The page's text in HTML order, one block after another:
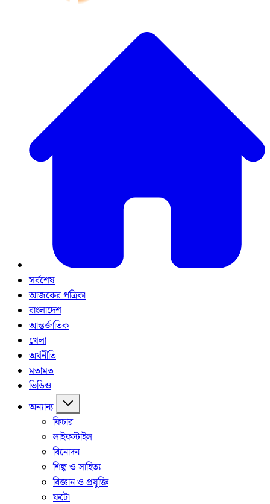
সর্বশেষ
আজকের পত্রিকা
বাংলাদেশ
আন্তর্জাতিক
খেলা
অর্থনীতি
মতামত
ভিডিও
অন্যান্য
ফিচার
লাইফস্টাইল
বিনোদন
শিল্প ও সাহিত্য
বিজ্ঞান ও প্রযুক্তি
ফটো